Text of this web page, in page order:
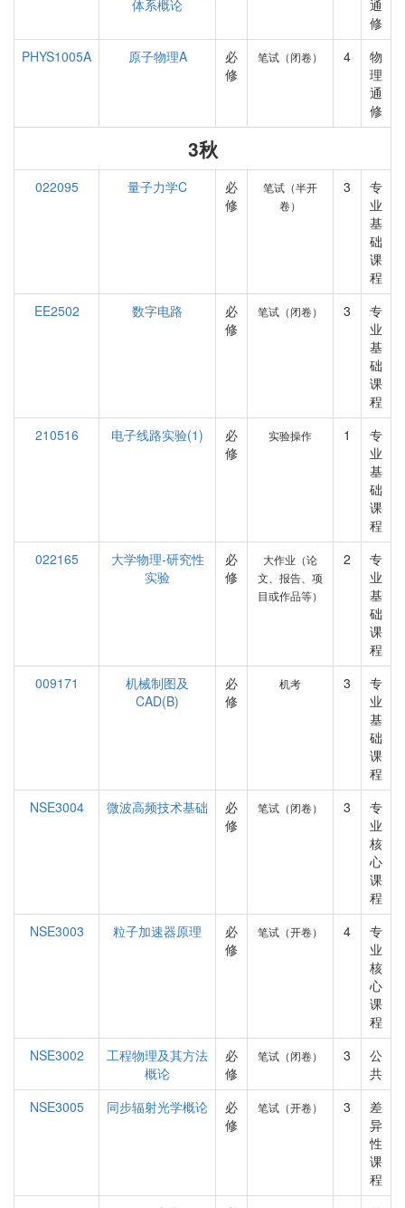
体系概论
通
修
PHYS1005A
原子物理A
必
修
笔试（闭卷） 4
物
理
通
修
3秋
022095 量子力学C
必
修
笔试（半开
卷）
3
专
业
基
础
课
程
EE2502
数字电路
必
修
笔试（闭卷） 3
专
业
基
础
课
程
210516
电子线路实验(1)
必
修
实验操作 1
专
业
基
础
课
程
022165
大学物理-研究性
实验
必
修
大作业（论
文、报告、项
目或作品等）
2
专
业
基
础
课
程
009171
机械制图及
CAD(B)
必
修
机考 3
专
业
基
础
课
程
NSE3004
微波高频技术基础
必
修
笔试（闭卷） 3
专
业
核
心
课
程
NSE3003
粒子加速器原理
必
修
笔试（开卷） 4
专
业
核
心
课
程
NSE3002
工程物理及其方法
概论
必
修
笔试（闭卷） 3
公
共
NSE3005
同步辐射光学概论
必
修
笔试（开卷） 3
差
异
性
课
程